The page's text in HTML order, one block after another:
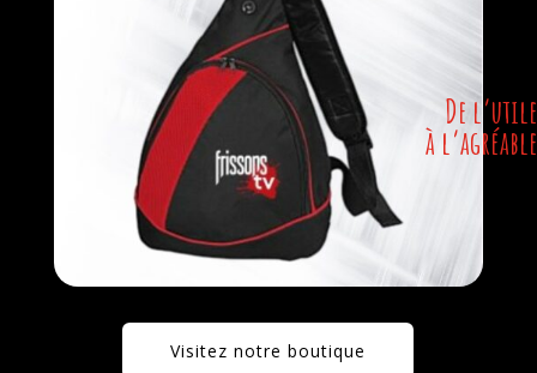
De l’utile
à l’agréable
Visitez notre boutique